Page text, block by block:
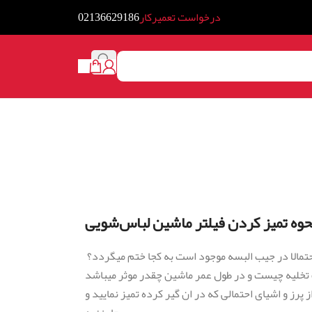
درخواست تعمیرکار02136629186
تمیز کردن فیلتر ماشین لباس‌شویی
در جیب البسه موجود است به کجا ختم میگردد؟
چیست و در طول عمر ماشین چقدر موثر میباشد
آزاد گردد و سپس ان را از پرز و اشیای احتمالی که در ان گیر کرده تمیز نمایید و